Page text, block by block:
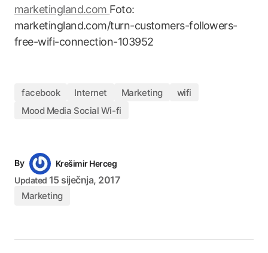
marketingland.com Foto:
marketingland.com/turn-customers-followers-
free-wifi-connection-103952
facebook Internet Marketing
wifi
Mood Media Social Wi-fi
By
Krešimir Herceg
Updated 15 siječnja, 2017
Marketing